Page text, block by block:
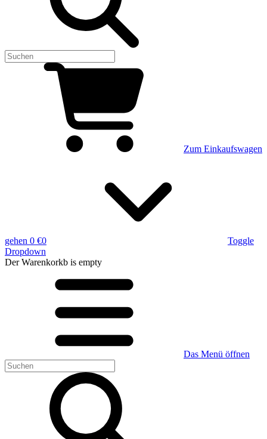
Zum Einkaufswagen
gehen 0 €0
Toggle
Dropdown
Der Warenkorkb is empty
Das Menü öffnen